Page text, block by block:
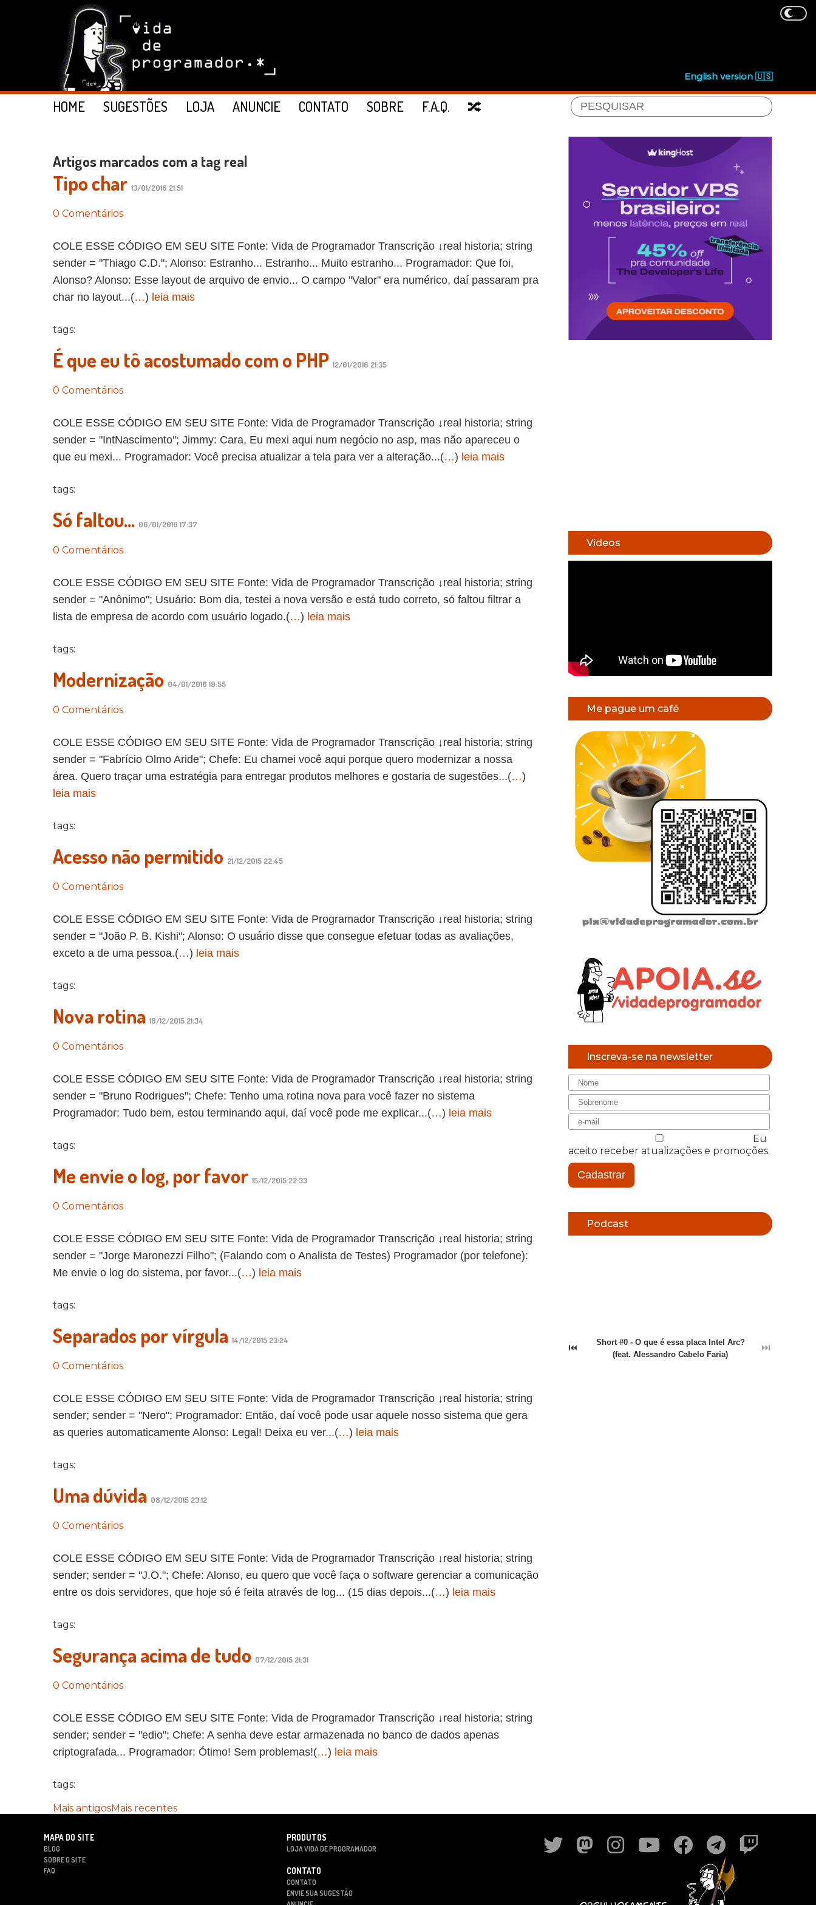
English version 🇺🇸
HOME SUGESTÕES LOJA ANUNCIE CONTATO SOBRE F.A.Q. 🔀
Artigos marcados com a tag real
Tipo char 13/01/2016 21:51
0 Comentários
COLE ESSE CÓDIGO EM SEU SITE Fonte: Vida de Programador Transcrição ↓real historia; string
sender = "Thiago C.D."; Alonso: Estranho... Estranho... Muito estranho... Programador: Que foi,
Alonso? Alonso: Esse layout de arquivo de envio... O campo "Valor" era numérico, daí passaram pra
char no layout...(…) leia mais
tags:
É que eu tô acostumado com o PHP 12/01/2016 21:35
0 Comentários
COLE ESSE CÓDIGO EM SEU SITE Fonte: Vida de Programador Transcrição ↓real historia; string
sender = "IntNascimento"; Jimmy: Cara, Eu mexi aqui num negócio no asp, mas não apareceu o
que eu mexi... Programador: Você precisa atualizar a tela para ver a alteração...(…) leia mais
tags:
Só faltou... 06/01/2016 17:37
0 Comentários
COLE ESSE CÓDIGO EM SEU SITE Fonte: Vida de Programador Transcrição ↓real historia; string
sender = "Anônimo"; Usuário: Bom dia, testei a nova versão e está tudo correto, só faltou filtrar a
lista de empresa de acordo com usuário logado.(…) leia mais
tags:
Modernização 04/01/2016 19:55
0 Comentários
COLE ESSE CÓDIGO EM SEU SITE Fonte: Vida de Programador Transcrição ↓real historia; string
sender = "Fabrício Olmo Aride"; Chefe: Eu chamei você aqui porque quero modernizar a nossa
área. Quero traçar uma estratégia para entregar produtos melhores e gostaria de sugestões...(…)
leia mais
tags:
Acesso não permitido 21/12/2015 22:45
0 Comentários
COLE ESSE CÓDIGO EM SEU SITE Fonte: Vida de Programador Transcrição ↓real historia; string
sender = "João P. B. Kishi"; Alonso: O usuário disse que consegue efetuar todas as avaliações,
exceto a de uma pessoa.(…) leia mais
tags:
Nova rotina 18/12/2015 21:34
0 Comentários
COLE ESSE CÓDIGO EM SEU SITE Fonte: Vida de Programador Transcrição ↓real historia; string
sender = "Bruno Rodrigues"; Chefe: Tenho uma rotina nova para você fazer no sistema
Programador: Tudo bem, estou terminando aqui, daí você pode me explicar...(…) leia mais
tags:
Me envie o log, por favor 15/12/2015 22:33
0 Comentários
COLE ESSE CÓDIGO EM SEU SITE Fonte: Vida de Programador Transcrição ↓real historia; string
sender = "Jorge Maronezzi Filho"; (Falando com o Analista de Testes) Programador (por telefone):
Me envie o log do sistema, por favor...(…) leia mais
tags:
Separados por vírgula 14/12/2015 23:24
0 Comentários
COLE ESSE CÓDIGO EM SEU SITE Fonte: Vida de Programador Transcrição ↓real historia; string
sender; sender = "Nero"; Programador: Então, daí você pode usar aquele nosso sistema que gera
as queries automaticamente Alonso: Legal! Deixa eu ver...(…) leia mais
tags:
Uma dúvida 08/12/2015 23:12
0 Comentários
COLE ESSE CÓDIGO EM SEU SITE Fonte: Vida de Programador Transcrição ↓real historia; string
sender; sender = "J.O."; Chefe: Alonso, eu quero que você faça o software gerenciar a comunicação
entre os dois servidores, que hoje só é feita através de log... (15 dias depois...(…) leia mais
tags:
Segurança acima de tudo 07/12/2015 21:31
0 Comentários
COLE ESSE CÓDIGO EM SEU SITE Fonte: Vida de Programador Transcrição ↓real historia; string
sender; sender = "edio"; Chefe: A senha deve estar armazenada no banco de dados apenas
criptografada... Programador: Ótimo! Sem problemas!(…) leia mais
tags:
Mais antigosMais recentes
Vídeos
Me pague um café
Inscreva-se na newsletter
Eu
aceito receber atualizações e promoções.
Cadastrar
Podcast
⏮
Short #0 - O que é essa placa Intel Arc?
(feat. Alessandro Cabelo Faria)
⏭
MAPA DO SITE
BLOG
SOBRE O SITE
FAQ
PRODUTOS
LOJA VIDA DE PROGRAMADOR
CONTATO
CONTATO
ENVIE SUA SUGESTÃO